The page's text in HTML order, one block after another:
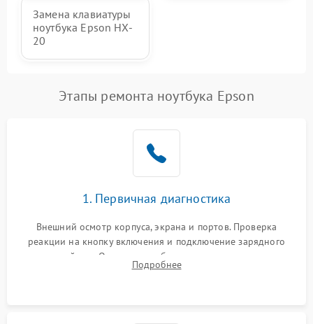
Замена клавиатуры
ноутбука Epson HX-
20
Этапы ремонта ноутбука Epson
1. Первичная диагностика
Внешний осмотр корпуса, экрана и портов. Проверка
реакции на кнопку включения и подключение зарядного
устройства. Оценка потребления тока с помощью
лабораторного блока питания для локализации проблемы.
Подробнее